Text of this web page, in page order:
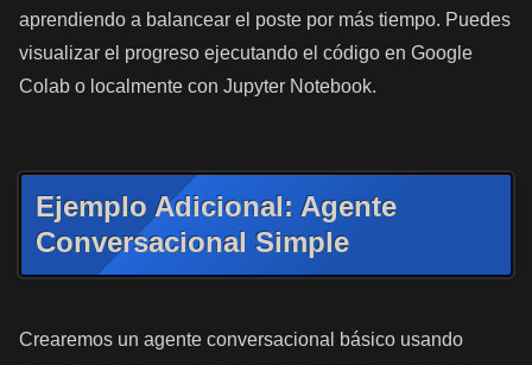
aprendiendo a balancear el poste por más tiempo. Puedes
visualizar el progreso ejecutando el código en Google
Colab o localmente con Jupyter Notebook.
Ejemplo Adicional: Agente
Conversacional Simple
Crearemos un agente conversacional básico usando